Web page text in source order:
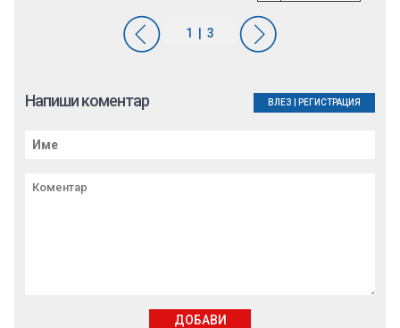
Напиши коментар ВЛЕЗ РЕГИСТРАЦИЯ
ДОБАВИ